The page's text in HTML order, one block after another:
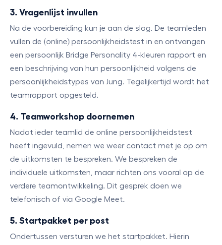
3. Vragenlijst invullen
Na de voorbereiding kun je aan de slag. De teamleden
vullen de (online) persoonlijkheidstest in en ontvangen
een persoonlijk Bridge Personality 4-kleuren rapport en
een beschrijving van hun persoonlijkheid volgens de
persoonlijkheidstypes van Jung. Tegelijkertijd wordt het
teamrapport opgesteld.
4. Teamworkshop doornemen
Nadat ieder teamlid de online persoonlijkheidstest
heeft ingevuld, nemen we weer contact met je op om
de uitkomsten te bespreken. We bespreken de
individuele uitkomsten, maar richten ons vooral op de
verdere teamontwikkeling. Dit gesprek doen we
telefonisch of via Google Meet.
5. Startpakket per post
Ondertussen versturen we het startpakket. Hierin